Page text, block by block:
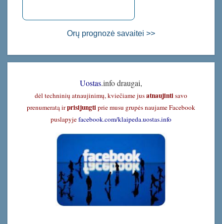
Orų prognozė savaitei >>
Uostas.info draugai,
dėl techninių atnaujinimų, kviečiame jusatnaujintisavo
prenumeratą irprisijungtiprie musu grupės naujame Facebook
puslapyjefacebook.com/klaipeda.uostas.info